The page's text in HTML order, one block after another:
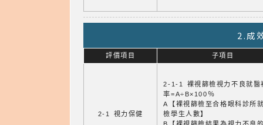
2.成
評價項目 子項目
2-1 視力保健
2-1-1 裸視篩檢視力不良就醫
率=A÷B×100％
A【裸視篩檢至合格眼科診所
檢學生人數】